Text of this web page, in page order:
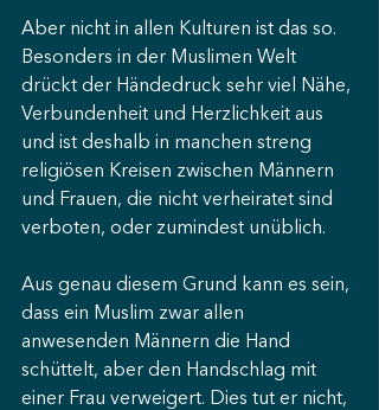
Aber nicht in allen Kulturen ist das so.
Besonders in der Muslimen Welt
drückt der Händedruck sehr viel Nähe,
Verbundenheit und Herzlichkeit aus
und ist deshalb in manchen streng
religiösen Kreisen zwischen Männern
und Frauen, die nicht verheiratet sind
verboten, oder zumindest unüblich.
Aus genau diesem Grund kann es sein,
dass ein Muslim zwar allen
anwesenden Männern die Hand
schüttelt, aber den Handschlag mit
einer Frau verweigert. Dies tut er nicht,